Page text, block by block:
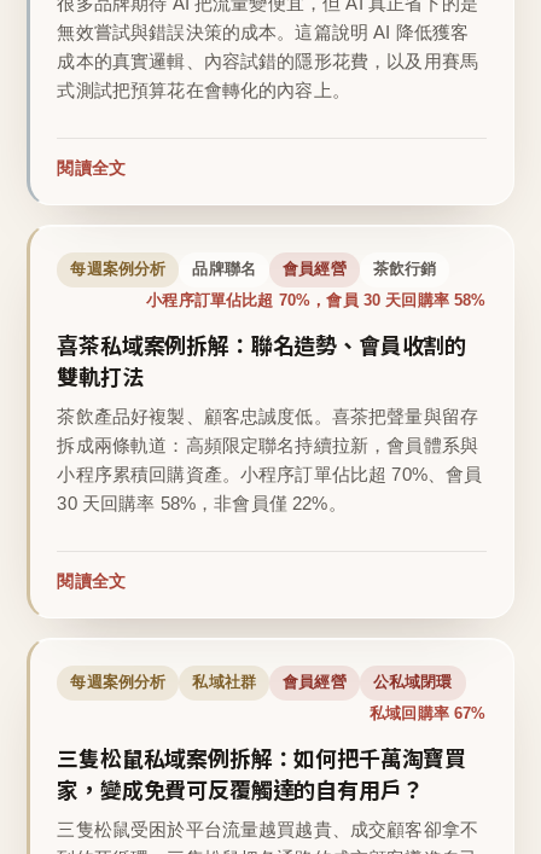
無效嘗試與錯誤決策的成本。這篇說明 AI 降低獲客
成本的真實邏輯、內容試錯的隱形花費，以及用賽馬
式測試把預算花在會轉化的內容上。
閱讀全文
每週案例分析 品牌聯名 會員經營 茶飲行銷
小程序訂單佔比超 70%，會員 30 天回購率 58%
喜茶私域案例拆解：聯名造勢、會員收割的
雙軌打法
茶飲產品好複製、顧客忠誠度低。喜茶把聲量與留存
拆成兩條軌道：高頻限定聯名持續拉新，會員體系與
小程序累積回購資產。小程序訂單佔比超 70%、會員
30 天回購率 58%，非會員僅 22%。
閱讀全文
每週案例分析 私域社群 會員經營 公私域閉環
私域回購率 67%
三隻松鼠私域案例拆解：如何把千萬淘寶買
家，變成免費可反覆觸達的自有用戶？
三隻松鼠受困於平台流量越買越貴、成交顧客卻拿不